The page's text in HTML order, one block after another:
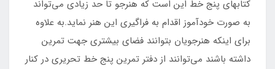
کتابهای پنج خط این است که هنرجو تا حد زیادی می‌تواند
به صورت خودآموز اقدام به فراگیری این هنر نماید.به علاوه
برای اینکه هنرجویان بتوانند فضای بیشتری جهت تمرین
داشته باشند می‌توانند از دفتر تمرین پنج خط تحریری در کنار